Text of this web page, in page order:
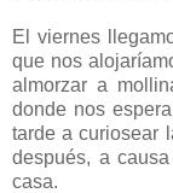
El viernes
que nos
almorzar a
donde nos
tarde a curiosear
después, a
casa.